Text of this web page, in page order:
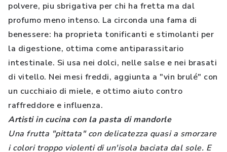
polvere, piu sbrigativa per chi ha fretta ma dal
profumo meno intenso. La circonda una fama di
benessere: ha proprieta tonificanti e stimolanti per
la digestione, ottima come antiparassitario
intestinale. Si usa nei dolci, nelle salse e nei brasati
di vitello. Nei mesi freddi, aggiunta a "vin brulé" con
un cucchiaio di miele, e ottimo aiuto contro
raffreddore e influenza.
Artisti in cucina con la pasta di mandorle
Una frutta "pittata" con delicatezza quasi a smorzare
i colori troppo violenti di un'isola baciata dal sole. E